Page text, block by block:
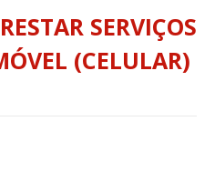
SERVIÇOS
(CELULAR)